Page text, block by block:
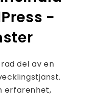
-
del av en
erfarenhet,